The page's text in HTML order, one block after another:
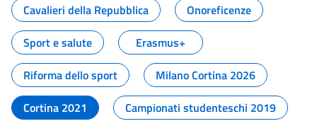
Cavalieri della Repubblica
Onoreficenze
Sport e salute
Erasmus+
Riforma dello sport
Milano Cortina 2026
Cortina 2021
Campionati studenteschi 2019